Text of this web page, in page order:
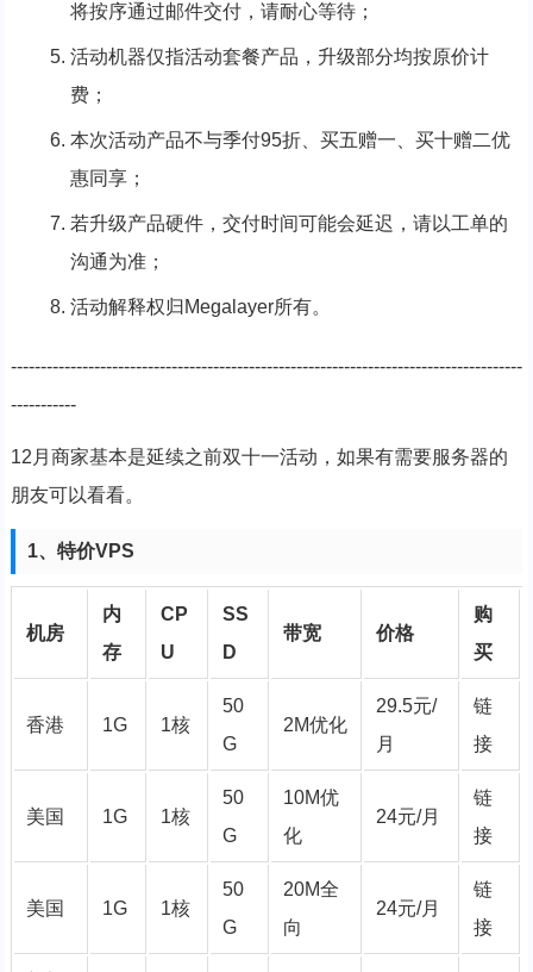
将按序通过邮件交付，请耐心等待；
活动机器仅指活动套餐产品，升级部分均按原价计
费；
本次活动产品不与季付95折、买五赠一、买十赠二优
惠同享；
若升级产品硬件，交付时间可能会延迟，请以工单的
沟通为准；
活动解释权归Megalayer所有。
--------------------------------------------------------------------------------------
-----------
12月商家基本是延续之前双十一活动，如果有需要服务器的
朋友可以看看。
1、特价VPS
机房
内
存
CP
U
SS
D
带宽 价格
购
买
香港 1G 1核
50
G
2M优化
29.5元/
月
链
接
美国 1G 1核
50
G
10M优
化
24元/月
链
接
美国 1G 1核
50
G
20M全
向
24元/月
链
接